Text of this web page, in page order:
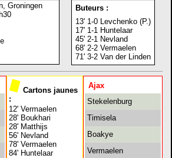
Groningen
Buteurs :
13' 1-0 Levchenko (P.)
17' 1-1 Huntelaar
45' 2-1 Nevland
68' 2-2 Vermaelen
71' 3-2 Van der Linden
Cartons jaunes
:
12' Vermaelen
28' Boukhari
28' Matthijs
56' Nevland
78' Vermaelen
84' Huntelaar
Ajax
Stekelenburg
Timisela
Boakye
Vermaelen